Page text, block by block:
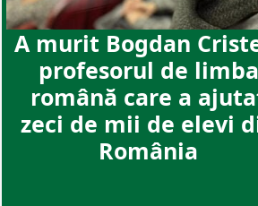
A murit Bogdan
profesorul de limba
română care a
zeci de mii de elevi
România